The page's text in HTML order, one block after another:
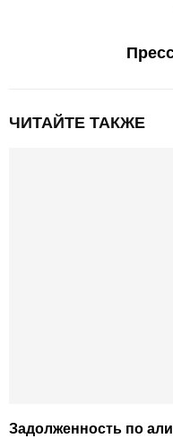
ЧИТАЙТЕ ТАКЖЕ
Задолженность по